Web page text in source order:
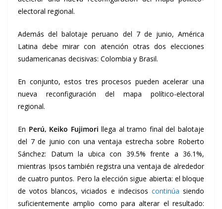
electoral regional.
Además del balotaje peruano del 7 de junio, América
Latina debe mirar con atención otras dos elecciones
sudamericanas decisivas: Colombia y Brasil.
En conjunto, estos tres procesos pueden acelerar una
nueva reconfiguración del mapa político-electoral
regional.
En Perú, Keiko Fujimori llega al tramo final del balotaje
del 7 de junio con una ventaja estrecha sobre Roberto
Sánchez: Datum la ubica con 39.5% frente a 36.1%,
mientras Ipsos también registra una ventaja de alrededor
de cuatro puntos. Pero la elección sigue abierta: el bloque
de votos blancos, viciados e indecisos continúasiendo
suficientemente amplio como para alterar el resultado: